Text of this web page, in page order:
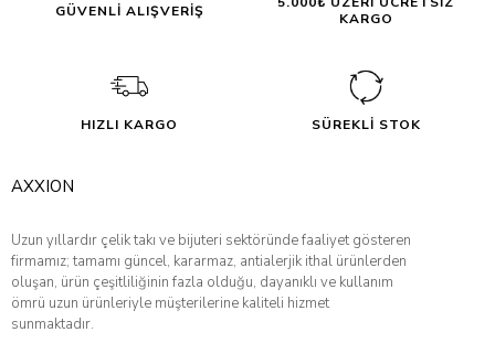
GÜVENLİ ALIŞVERİŞ
KARGO
HIZLI KARGO SÜREKLİ STOK
AXXION
Uzun yıllardır çelik takı ve bijuteri sektöründe faaliyet gösteren
firmamız; tamamı güncel, kararmaz, antialerjik ithal ürünlerden
oluşan, ürün çeşitliliğinin fazla olduğu, dayanıklı ve kullanım
ömrü uzun ürünleriyle müşterilerine kaliteli hizmet
sunmaktadır.